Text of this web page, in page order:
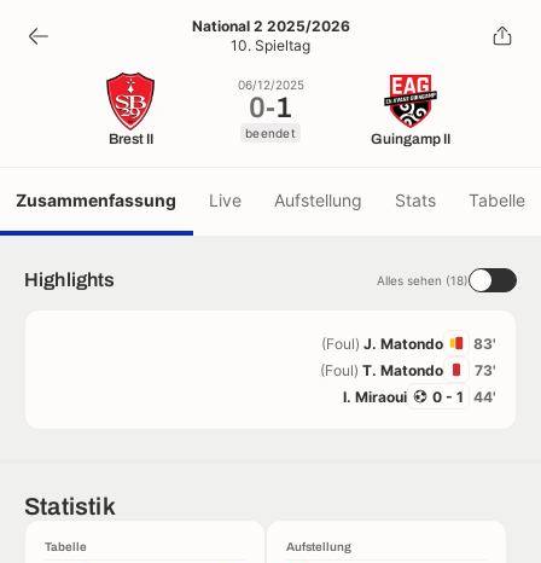
0 -1
beendet
National 2 2025/2026
10. Spieltag
Brest II
06/12/2025
0-1
beendet Guingamp II
Zusammenfassung Live Aufstellung Stats Tabelle
Highlights Alles sehen (18)
83'
(Foul) J. Matondo
73'
(Foul) T. Matondo
44'
0 - 1
I. Miraoui
Statistik
Tabelle Aufstellung